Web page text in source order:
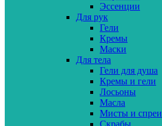
Эссенции
Для рук
Гели
Кремы
Маски
Для тела
Гели для душа
Кремы и гели
Лосьоны
Масла
Мисты и спреи
Скрабы